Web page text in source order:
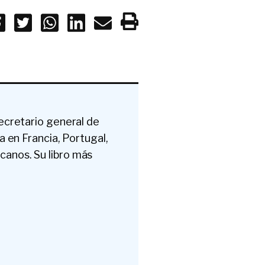
general de
en Francia, Portugal,
Su libro más